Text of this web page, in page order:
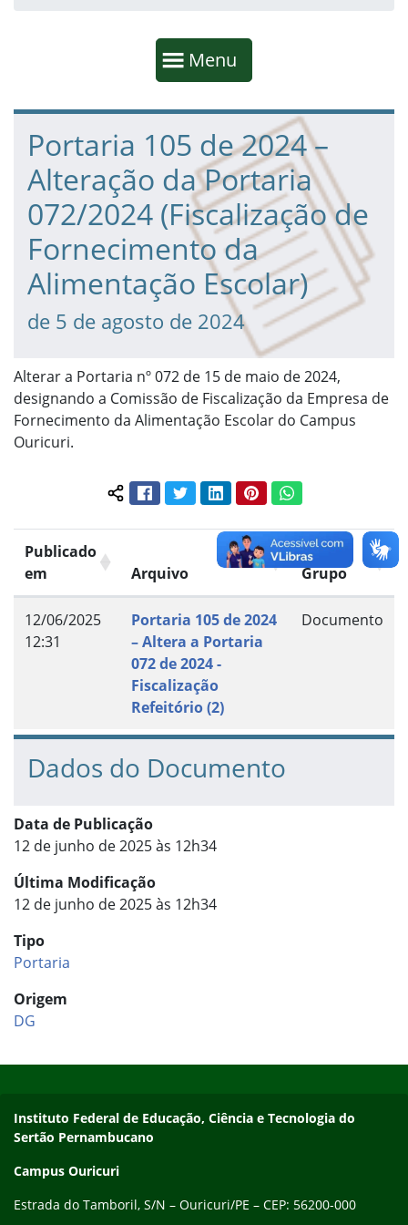
Mostrar
Menu
Fim da navegação
Início do conteúdo
Portaria 105 de 2024 –
Alteração da Portaria
072/2024 (Fiscalização de
Fornecimento da
Alimentação Escolar)
de 5 de agosto de 2024
Alterar a Portaria nº 072 de 15 de maio de 2024,
designando a Comissão de Fiscalização da Empresa de
Fornecimento da Alimentação Escolar do Campus
Ouricuri.
Compartilhar conteúdo:
FacebookTwitterLinkedInPinterestWhatsApp
Publicado
em
Arquivo Grupo
12/06/2025
12:31
Portaria 105 de 2024
– Altera a Portaria
072 de 2024 -
Fiscalização
Refeitório (2)
Documento
Dados do Documento
Data de Publicação
12 de junho de 2025 às 12h34
Última Modificação
12 de junho de 2025 às 12h34
Tipo
Portaria
Origem
DG
Endereço
Instituto Federal de Educação, Ciência e Tecnologia do
Sertão Pernambucano
Campus Ouricuri
Estrada do Tamboril, S/N – Ouricuri/PE – CEP: 56200-000